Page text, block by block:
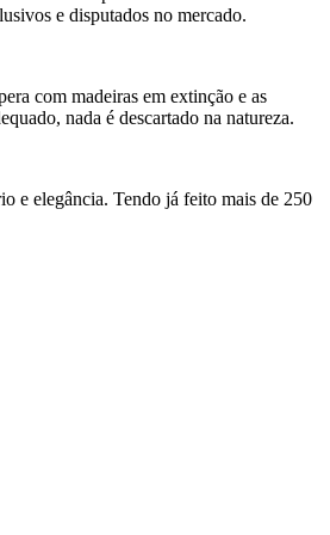
e disputados no mercado.
com madeiras em extinção e as
nada é descartado na natureza.
e elegância. Tendo já feito mais de 250